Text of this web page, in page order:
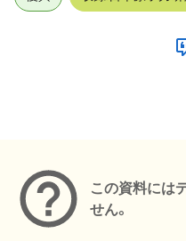
この資料には
せん。